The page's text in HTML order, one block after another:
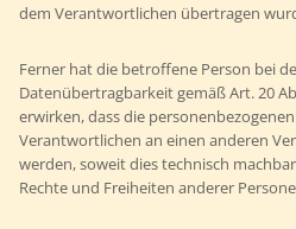
dem Verantwortlichen übertragen
Ferner hat die betroffene Person bei
Datenübertragbarkeit gemäß Art. 20
erwirken, dass die
Verantwortlichen an einen anderen
werden, soweit dies technisch
Rechte und Freiheiten anderer